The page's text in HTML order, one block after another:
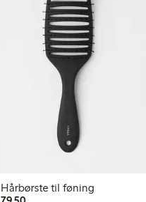
Hårbørste til føning